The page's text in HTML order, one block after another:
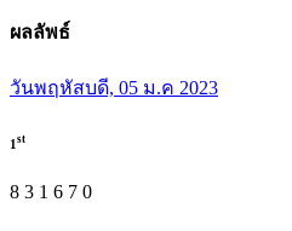
ผลลัพธ์
วันพฤหัสบดี, 05 ม.ค 2023
1 st
8 3 1 6 7 0